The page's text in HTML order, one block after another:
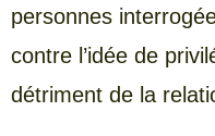
personnes
contre l’idée de
détriment de la